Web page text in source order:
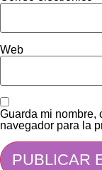
Web
Guarda mi nombre,
navegador para la